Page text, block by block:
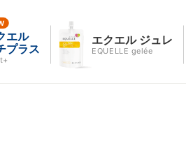
エル
プラス
エクエル ジュレ
EQUELLE gelée